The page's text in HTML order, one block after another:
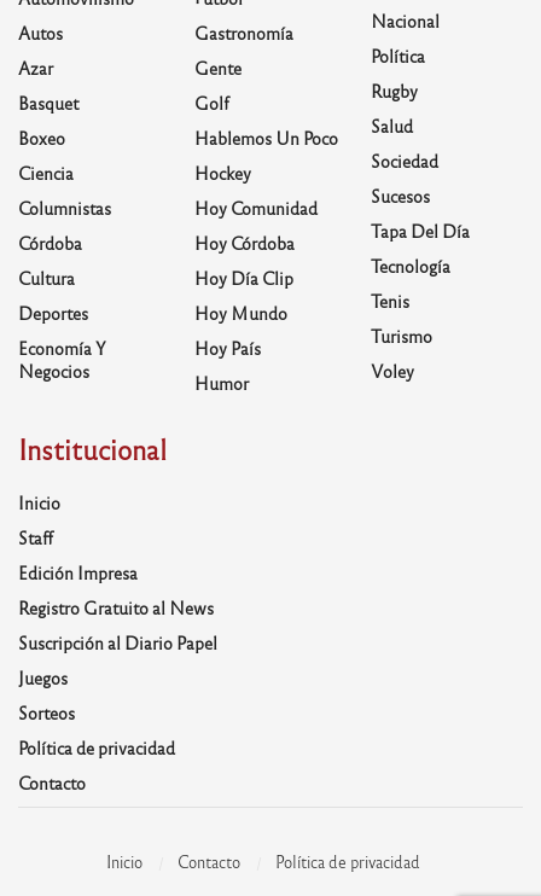
Autos
Azar
Basquet
Boxeo
Ciencia
Columnistas
Córdoba
Cultura
Deportes
Economía Y
Negocios
Gastronomía
Gente
Golf
Hablemos Un Poco
Hockey
Hoy Comunidad
Hoy Córdoba
Hoy Día Clip
Hoy Mundo
Hoy País
Humor
Nacional
Política
Rugby
Salud
Sociedad
Sucesos
Tapa Del Día
Tecnología
Tenis
Turismo
Voley
Institucional
Inicio
Staff
Edición Impresa
Registro Gratuito al News
Suscripción al Diario Papel
Juegos
Sorteos
Política de privacidad
Contacto
Inicio Contacto Política de privacidad